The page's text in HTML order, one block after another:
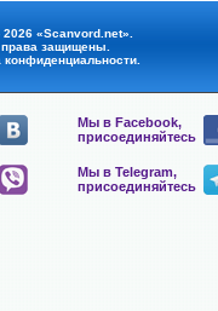
«Scanvord.net».
защищены.
конфиденциальности.
Мы в Facebook,
присоединяйтесь
Мы в Telegram,
присоединяйтесь